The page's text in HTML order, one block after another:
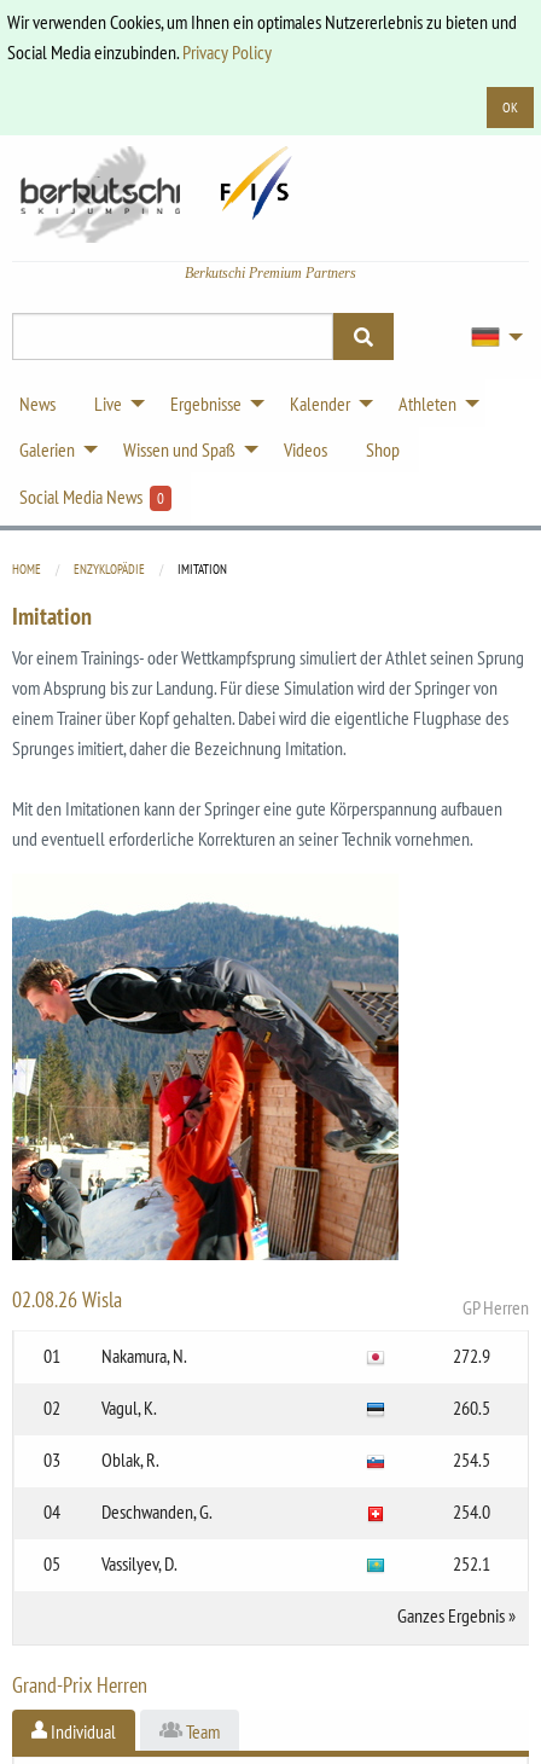
Wir verwenden Cookies, um Ihnen ein optimales Nutzererlebnis zu bieten und
Social Media einzubinden.Privacy Policy
OK
Berkutschi Premium Partners
News Live Ergebnisse Kalender
Athleten
Galerien
Wissen und Spaß Videos
Shop
Social Media News
0
HOME ENZYKLOPÄDIE CURRENT:
IMITATION
Imitation
Vor einem Trainings- oder Wettkampfsprung simuliert der Athlet seinen Sprung
vom Absprung bis zur Landung. Für diese Simulation wird der Springer von
einem Trainer über Kopf gehalten. Dabei wird die eigentliche Flugphase des
Sprunges imitiert, daher die Bezeichnung Imitation.
Mit den Imitationen kann der Springer eine gute Körperspannung aufbauen
und eventuell erforderliche Korrekturen an seiner Technik vornehmen.
02.08.26 Wisla
GP Herren
01
Nakamura, N. 272.9
02 Vagul, K. 260.5
03 Oblak, R. 254.5
04 Deschwanden, G. 254.0
05 Vassilyev, D. 252.1
Ganzes Ergebnis»
Grand-Prix Herren
Individual Team